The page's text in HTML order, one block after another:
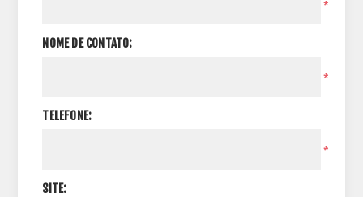
*
NOME DE CONTATO:
*
TELEFONE:
*
SITE: